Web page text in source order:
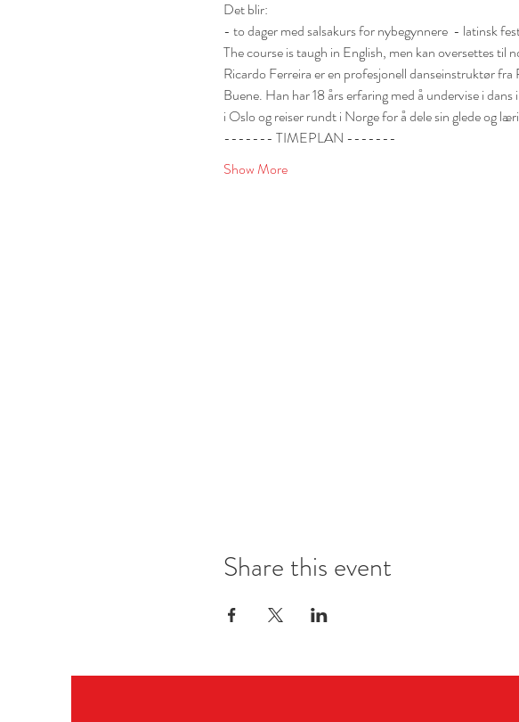
Det blir:
- to dager med salsakurs for nybegynnere  - latinsk
The course is taugh in English, men kan oversettes til
Ricardo Ferreira er en profesjonell danseinstruktør
Buene. Han har 18 års erfaring med å undervise i
i Oslo og reiser rundt i Norge for å dele sin glede og
------- TIMEPLAN -------
Show More
Share this event